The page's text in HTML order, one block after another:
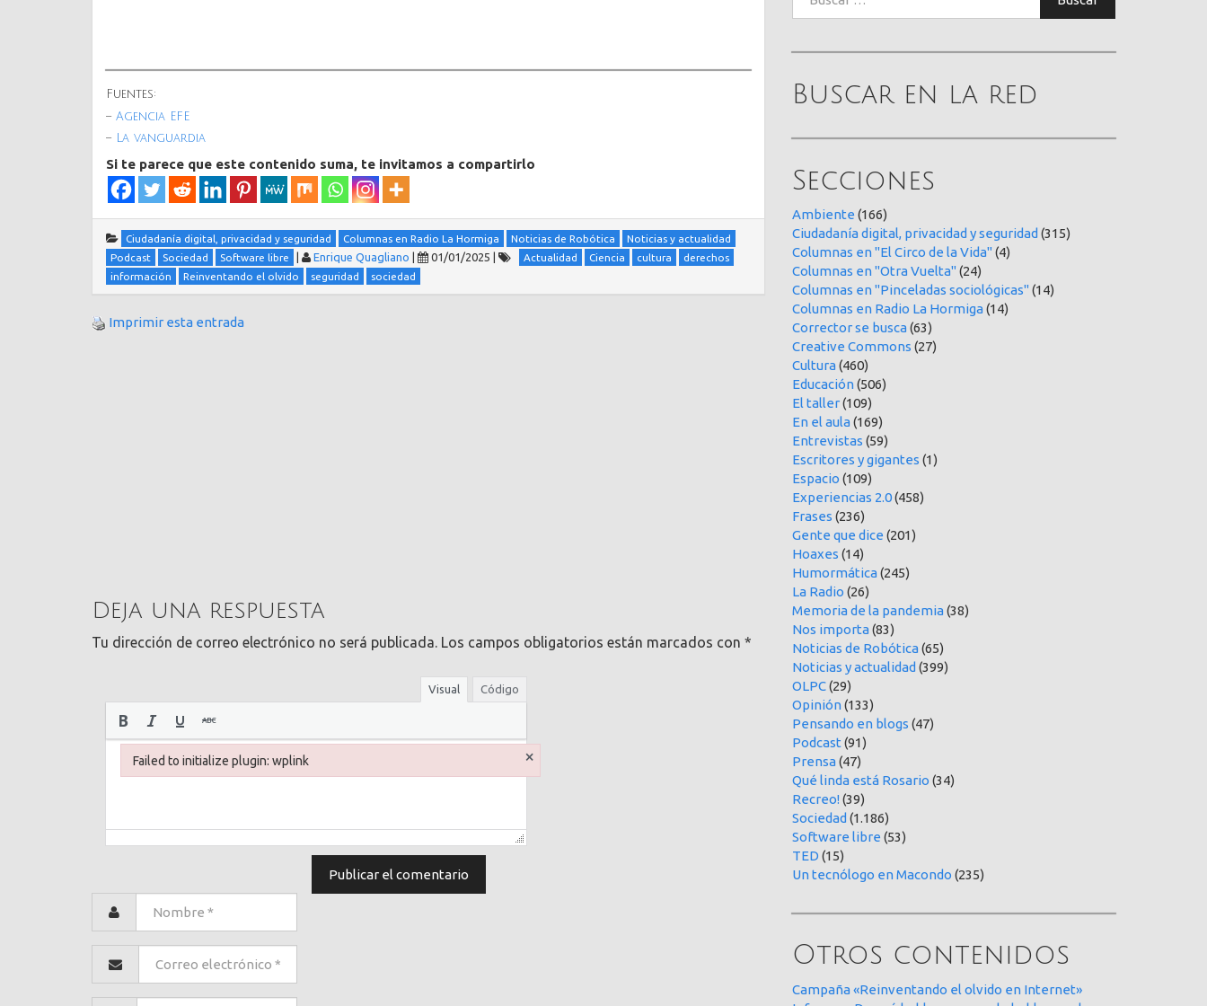
Fuentes:
– Agencia EFE
– La vanguardia
Si te parece que este contenido suma, te invitamos a compartirlo
Ciudadanía digital, privacidad y seguridad Columnas en Radio La Hormiga Noticias de Robótica
Noticias y actualidad
Podcast
Sociedad Software libre | Enrique Quagliano | 01/01/2025 | Actualidad Ciencia cultura
derechos
información
Reinventando el olvido seguridad sociedad
Imprimir esta entrada
Deja una respuesta
Tu dirección de correo electrónico no será publicada. Los campos obligatorios están marcados con *
Visual Código
Buscar en la red
Secciones
Ambiente (166)
Ciudadanía digital, privacidad y seguridad (315)
Columnas en "El Circo de la Vida"(4)
Columnas en "Otra Vuelta"(24)
Columnas en "Pinceladas sociológicas"(14)
Columnas en Radio La Hormiga(14)
Corrector se busca(63)
Creative Commons (27)
Cultura(460)
Educación(506)
El taller(109)
En el aula(169)
Entrevistas (59)
Escritores y gigantes (1)
Espacio (109)
Experiencias 2.0(458)
Frases (236)
Gente que dice (201)
Hoaxes (14)
Humormática(245)
La Radio (26)
Memoria de la pandemia(38)
Nos importa(83)
Noticias de Robótica(65)
Noticias y actualidad (399)
OLPC(29)
Opinión(133)
Pensando en blogs (47)
Podcast (91)
Prensa(47)
Qué linda está Rosario (34)
Recreo!(39)
Sociedad (1.186)
Software libre (53)
TED (15)
Un tecnólogo en Macondo (235)
Otros contenidos
Campaña «Reinventando el olvido en Internet»
Failed to initialize plugin: wplink ×
Failed to initialize plugin: wplink